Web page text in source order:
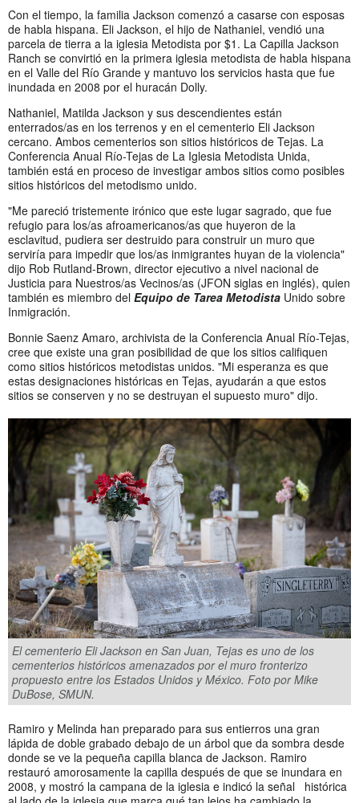
Con el tiempo, la familia Jackson comenzó a casarse con esposas
de habla hispana. Eli Jackson, el hijo de Nathaniel, vendió una
parcela de tierra a la iglesia Metodista por $1. La Capilla Jackson
Ranch se convirtió en la primera iglesia metodista de habla hispana
en el Valle del Río Grande y mantuvo los servicios hasta que fue
inundada en 2008 por el huracán Dolly.
Nathaniel, Matilda Jackson y sus descendientes están
enterrados/as en los terrenos y en el cementerio Eli Jackson
cercano. Ambos cementerios son sitios históricos de Tejas. La
Conferencia Anual Río-Tejas de La Iglesia Metodista Unida,
también está en proceso de investigar ambos sitios como posibles
sitios históricos del metodismo unido.
"Me pareció tristemente irónico que este lugar sagrado, que fue
refugio para los/as afroamericanos/as que huyeron de la
esclavitud, pudiera ser destruido para construir un muro que
serviría para impedir que los/as inmigrantes huyan de la violencia"
dijo Rob Rutland-Brown, director ejecutivo a nivel nacional de
Justicia para Nuestros/as Vecinos/as (JFON siglas en inglés), quien
también es miembro del Equipo de Tarea Metodista Unido sobre
Inmigración.
Bonnie Saenz Amaro, archivista de la Conferencia Anual Río-Tejas,
cree que existe una gran posibilidad de que los sitios califiquen
como sitios históricos metodistas unidos. "Mi esperanza es que
estas designaciones históricas en Tejas, ayudarán a que estos
sitios se conserven y no se destruyan el supuesto muro" dijo.
El cementerio Eli Jackson en San Juan, Tejas es uno de los
cementerios históricos amenazados por el muro fronterizo
propuesto entre los Estados Unidos y México. Foto por Mike
DuBose, SMUN.
Ramiro y Melinda han preparado para sus entierros una gran
lápida de doble grabado debajo de un árbol que da sombra desde
donde se ve la pequeña capilla blanca de Jackson. Ramiro
restauró amorosamente la capilla después de que se inundara en
2008, y mostró la campana de la iglesia e indicó la señal histórica